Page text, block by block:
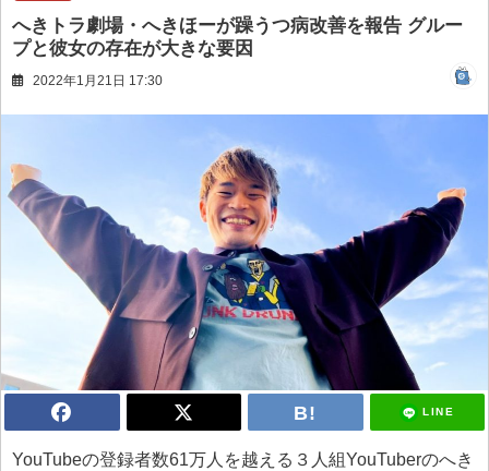
へきトラ劇場・へきほーが躁うつ病改善を報告 グルー
プと彼女の存在が大きな要因
2022年1月21日 17:30
LINE
YouTubeの登録者数61万人を越える３人組YouTuberのへき